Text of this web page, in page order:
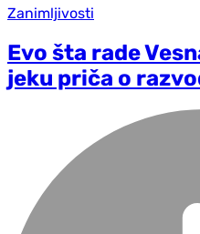
Zanimljivosti
Evo šta rade
jeku priča o